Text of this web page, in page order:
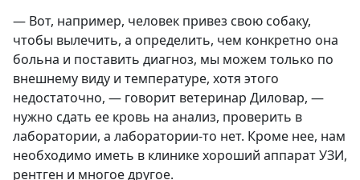
— Вот, например, человек привез свою собаку,
чтобы вылечить, а определить, чем конкретно она
больна и поставить диагноз, мы можем только по
внешнему виду и температуре, хотя этого
недостаточно, — говорит ветеринар Диловар, —
нужно сдать ее кровь на анализ, проверить в
лаборатории, а лаборатории-то нет. Кроме нее, нам
необходимо иметь в клинике хороший аппарат УЗИ,
рентген и многое другое.